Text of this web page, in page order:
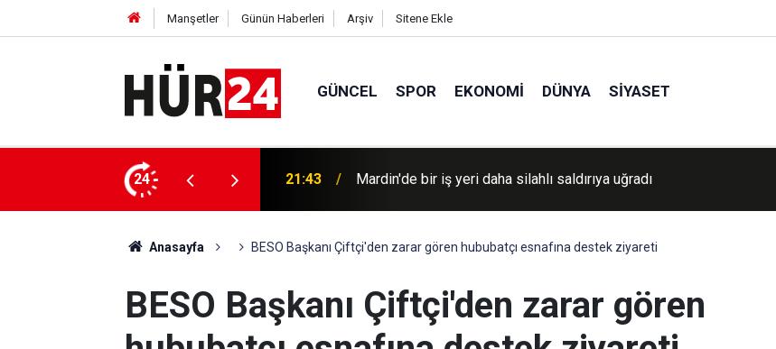
Manşetler Günün Haberleri Arşiv Sitene Ekle
GÜNCEL SPOR EKONOMI DÜNYA SIYASET
24 21:08 İTTİHADUL ULEMA'dan İstanbul'da hafızlık merasimi
Anasayfa BESO Başkanı Çiftçi'den zarar gören hububatçı esnafına destek ziyareti
BESO Başkanı Çiftçi'den zarar gören